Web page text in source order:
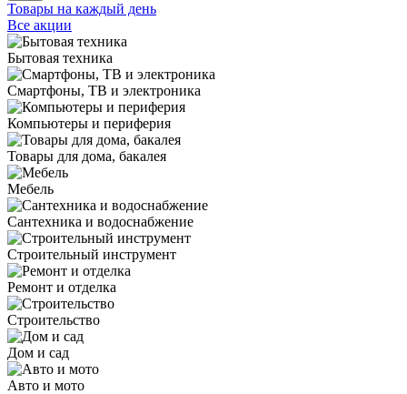
Товары на каждый день
Все акции
Бытовая техника
Смартфоны, ТВ и электроника
Компьютеры и периферия
Товары для дома, бакалея
Мебель
Сантехника и водоснабжение
Строительный инструмент
Ремонт и отделка
Строительство
Дом и сад
Авто и мото